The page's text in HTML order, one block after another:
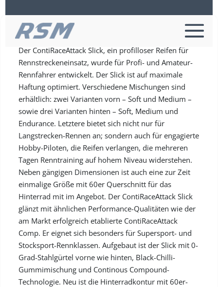
Continental RACE
Der ContiRaceAttack Slick, ein profilloser Reifen für
Rennstreckeneinsatz, wurde für Profi- und Amateur-
Rennfahrer entwickelt. Der Slick ist auf maximale
Haftung optimiert. Verschiedene Mischungen sind
erhältlich: zwei Varianten vorn – Soft und Medium –
sowie drei Varianten hinten – Soft, Medium und
Endurance. Letztere bietet sich nicht nur für
Langstrecken-Rennen an; sondern auch für engagierte
Hobby-Piloten, die Reifen verlangen, die mehreren
Tagen Renntraining auf hohem Niveau widerstehen.
Neben gängigen Dimensionen ist auch eine zur Zeit
einmalige Größe mit 60er Querschnitt für das
Hinterrad mit im Angebot. Der ContiRaceAttack Slick
glänzt mit ähnlichen Performance-Qualitäten wie der
am Markt erfolgreich etablierte ContiRaceAttack
Comp. Er eignet sich besonders für Supersport- und
Stocksport-Rennklassen. Aufgebaut ist der Slick mit 0-
Grad-Stahlgürtel vorne wie hinten, Black-Chilli-
Gummimischung und Continous Compound-
Technologie. Neu ist die Hinterradkontur mit 60er-